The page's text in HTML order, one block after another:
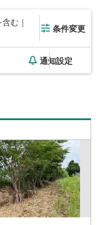
む｜
条件変更
通知設定